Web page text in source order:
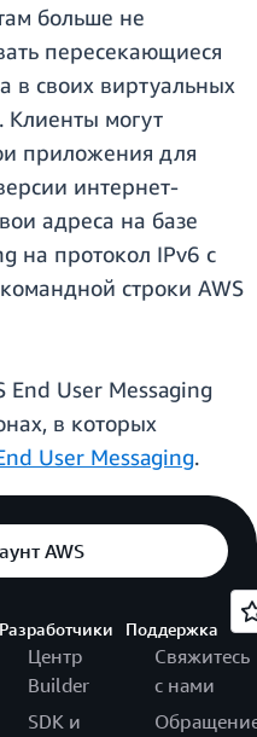
больше не
пересекающиеся
в своих виртуальных
Клиенты могут
приложения для
интернет-
адреса на базе
на протокол IPv6 с
строки AWS
User Messaging
в которых
User Messaging.
AWS
Разработчики
Центр
Builder
SDK и
Поддержка
Свяжитесь
с нами